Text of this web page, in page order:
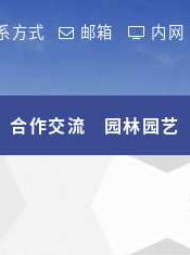
方式 邮箱 内网
合作交流 园林园艺